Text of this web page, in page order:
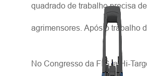
quadrado de trabalho precisa
agrimensores. Após o trabalho
No Congresso da FIG, a Hi-